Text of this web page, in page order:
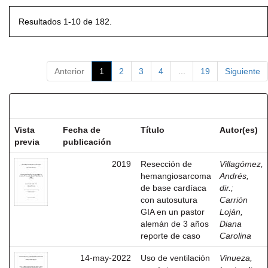
Resultados 1-10 de 182.
Anterior 1 2 3 4 19 Siguiente
Vista
previa
Fecha de
publicación
Título Autor(es)
2019
Resección de
hemangiosarcoma
de base cardíaca
con autosutura
GIA en un pastor
alemán de 3 años
reporte de caso
Villagómez,
Andrés,
dir. ;
Carrión
Loján,
Diana
Carolina
14-may-2022
Uso de ventilación
Vinueza,